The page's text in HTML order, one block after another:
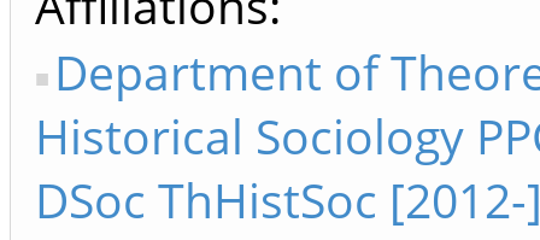
Department of
Historical Sociology
DSoc ThHistSoc